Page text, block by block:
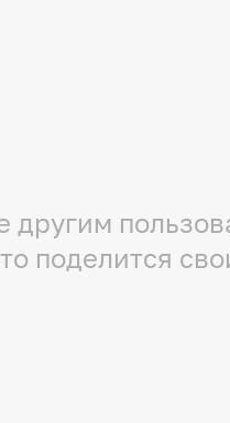
другим
поделится